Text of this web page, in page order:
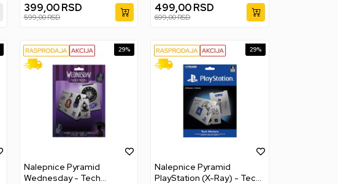
399,00 RSD
599,00RSD
499,00RSD
699,00RSD
29%
Nalepnice Pyramid
Wednesday - Tech
29%
Nalepnice Pyramid
PlayStation (X-Ray) - Tech